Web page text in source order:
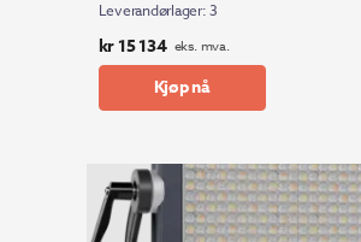
Leverandørlager: 3
kr15 134 eks. mva.
Kjøp nå